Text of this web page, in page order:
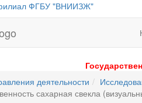
ФГБУ "ВНИИЗЖ"
деятельности
сахарная свекла